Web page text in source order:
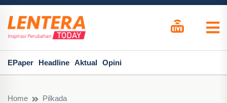
EPaper Headline Aktual Opini
Home
Pilkada